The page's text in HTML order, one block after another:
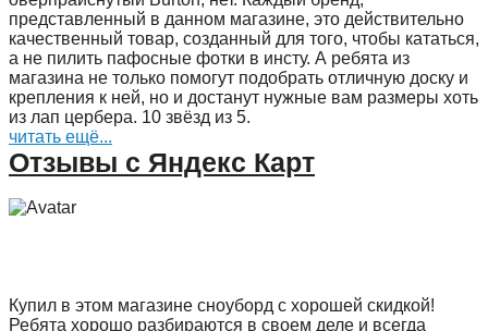
представленный в данном магазине, это действительно
качественный товар, созданный для того, чтобы кататься,
а не пилить пафосные фотки в инсту. А ребята из
магазина не только помогут подобрать отличную доску и
крепления к ней, но и достанут нужные вам размеры хоть
из лап цербера. 10 звёзд из 5.
читать ещё...
Отзывы с Яндекс Карт
Купил в этом магазине сноуборд с хорошей скидкой!
Ребята хорошо разбираются в своем деле и всегда